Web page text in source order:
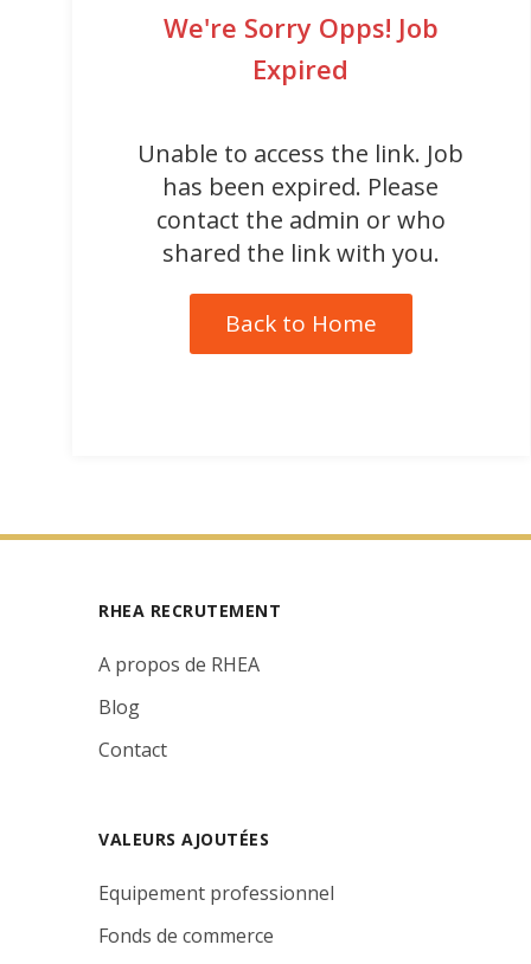
We're Sorry Opps! Job
Expired
Unable to access the link. Job
has been expired. Please
contact the admin or who
shared the link with you.
Back to Home
RHEA RECRUTEMENT
A propos de RHEA
Blog
Contact
VALEURS AJOUTÉES
Equipement professionnel
Fonds de commerce